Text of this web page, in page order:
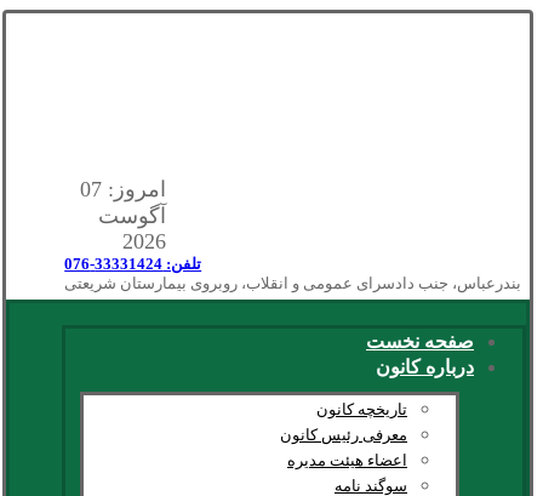
امروز: 07
آگوست
2026
تلفن: 33331424-076
بندرعباس، جنب دادسرای عمومی و انقلاب، روبروی بیمارستان شریعتی
صفحه نخست
درباره کانون
تاریخچه کانون
معرفی رئیس کانون
اعضاء هیئت مدیره
سوگند نامه